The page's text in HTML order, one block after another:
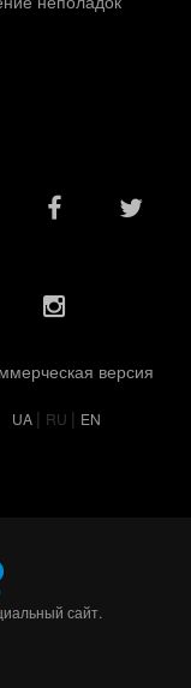
версия
UA | RU | EN
сайт.